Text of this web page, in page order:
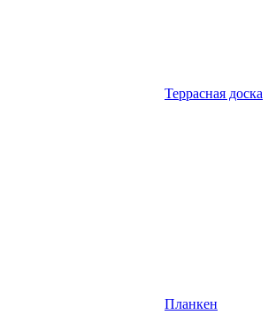
Террасная доска
Планкен